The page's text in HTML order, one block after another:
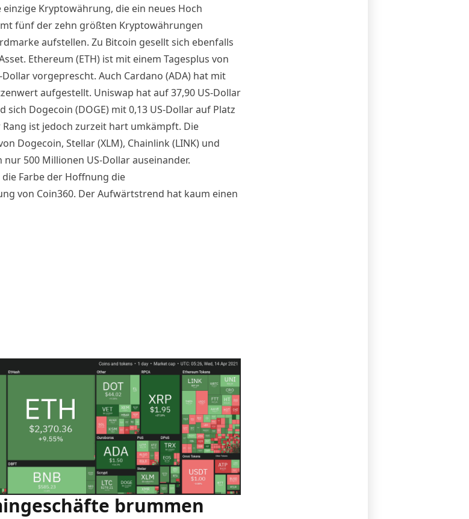
Kryptowährung, die ein neues Hoch
fünf der zehn größten Kryptowährungen
aufstellen. Zu Bitcoin gesellt sich ebenfalls
Ethereum (ETH) ist mit einem Tagesplus von
Dollar vorgeprescht. Auch Cardano (ADA) hat mit
aufgestellt. Uniswap hat auf 37,90 US-Dollar
sich Dogecoin (DOGE) mit 0,13 US-Dollar auf Platz
ist jedoch zurzeit hart umkämpft. Die
Dogecoin, Stellar (XLM), Chainlink (LINK) und
nur 500 Millionen US-Dollar auseinander.
Farbe der Hoffnung die
von Coin360. Der Aufwärtstrend hat kaum einen
brummen